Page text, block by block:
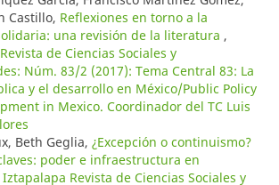
Castillo, Reflexiones en torno a la
una revisión de la literatura ,
de Ciencias Sociales y
Núm. 83/2 (2017): Tema Central 83: La
y el desarrollo en México/Public Policy
in Mexico. Coordinador del TC Luis
Beth Geglia, ¿Excepción o continuismo?
poder e infraestructura en
Iztapalapa Revista de Ciencias Sociales y